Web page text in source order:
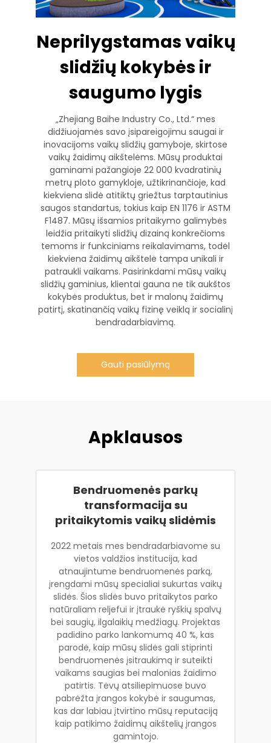
Neprilygstamas vaikų
slidžių kokybės ir
saugumo lygis
„Zhejiang Baihe Industry Co., Ltd.“ mes
didžiuojamės savo įsipareigojimu saugai ir
inovacijoms vaikų slidžių gamyboje, skirtose
vaikų žaidimų aikštelėms. Mūsų produktai
gaminami pažangioje 22 000 kvadratinių
metrų ploto gamykloje, užtikrinančioje, kad
kiekviena slidė atitiktų griežtus tarptautinius
saugos standartus, tokius kaip EN 1176 ir ASTM
F1487. Mūsų išsamios pritaikymo galimybės
leidžia pritaikyti slidžių dizainą konkrečioms
temoms ir funkciniams reikalavimams, todėl
kiekviena žaidimų aikštelė tampa unikali ir
patraukli vaikams. Pasirinkdami mūsų vaikų
slidžių gaminius, klientai gauna ne tik aukštos
kokybės produktus, bet ir malonų žaidimų
patirtį, skatinančią vaikų fizinę veiklą ir socialinį
bendradarbiavimą.
Gauti pasiūlymą
Apklausos
Bendruomenės parkų
transformacija su
pritaikytomis vaikų slidėmis
2022 metais mes bendradarbiavome su
vietos valdžios institucija, kad
atnaujintume bendruomenės parką,
įrengdami mūsų specialiai sukurtas vaikų
slidės. Šios slidės buvo pritaikytos parko
natūraliam reljefui ir įtraukė ryškių spalvų
bei saugių, ilgalaikių medžiagų. Projektas
padidino parko lankomumą 40 %, kas
parodė, kaip mūsų slidės gali stiprinti
bendruomenės įsitraukimą ir suteikti
vaikams saugias bei malonias žaidimo
patirtis. Tėvų atsiliepimuose buvo
pabrėžta įrangos kokybė ir saugumas,
kas dar labiau įtvirtino mūsų reputaciją
kaip patikimo žaidimų aikštelių įrangos
gamintojo.